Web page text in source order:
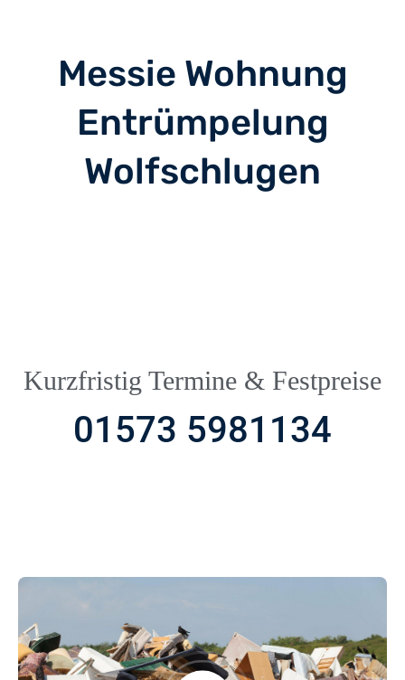
Messie Wohnung
Entrümpelung
Wolfschlugen
Kurzfristig Termine & Festpreise
01573 5981134